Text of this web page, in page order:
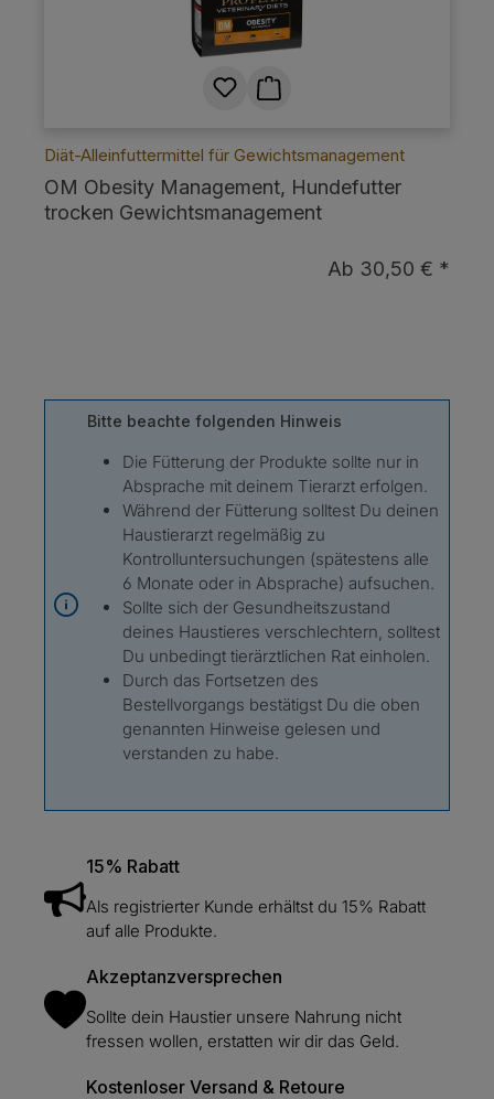
Diät-Alleinfuttermittel für Gewichtsmanagement
OM Obesity Management, Hundefutter
trocken Gewichtsmanagement
Ab 30,50 € *
Bitte beachte folgenden Hinweis
Die Fütterung der Produkte sollte nur in
Absprache mit deinem Tierarzt erfolgen.
Während der Fütterung solltest Du deinen
Haustierarzt regelmäßig zu
Kontrolluntersuchungen (spätestens alle
6 Monate oder in Absprache) aufsuchen.
Sollte sich der Gesundheitszustand
deines Haustieres verschlechtern, solltest
Du unbedingt tierärztlichen Rat einholen.
Durch das Fortsetzen des
Bestellvorgangs bestätigst Du die oben
genannten Hinweise gelesen und
verstanden zu habe.
15% Rabatt
Als registrierter Kunde erhältst du 15% Rabatt
auf alle Produkte.
Akzeptanzversprechen
Sollte dein Haustier unsere Nahrung nicht
fressen wollen, erstatten wir dir das Geld.
Kostenloser Versand & Retoure